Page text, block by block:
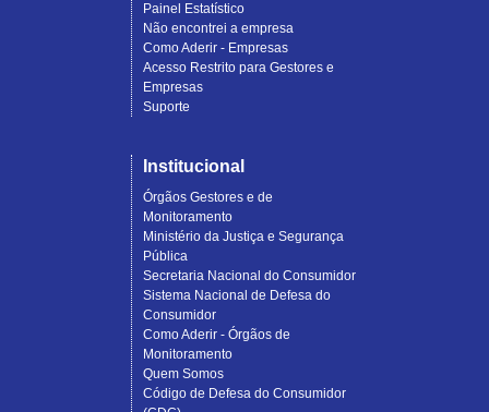
Painel Estatístico
Não encontrei a empresa
Como Aderir - Empresas
Acesso Restrito para Gestores e
Empresas
Suporte
Institucional
Órgãos Gestores e de
Monitoramento
Ministério da Justiça e Segurança
Pública
Secretaria Nacional do Consumidor
Sistema Nacional de Defesa do
Consumidor
Como Aderir - Órgãos de
Monitoramento
Quem Somos
Código de Defesa do Consumidor